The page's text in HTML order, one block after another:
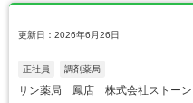
更新日：2026年6月26日
正社員 調剤薬局
サン薬局 鳳店 株式会社ストーン